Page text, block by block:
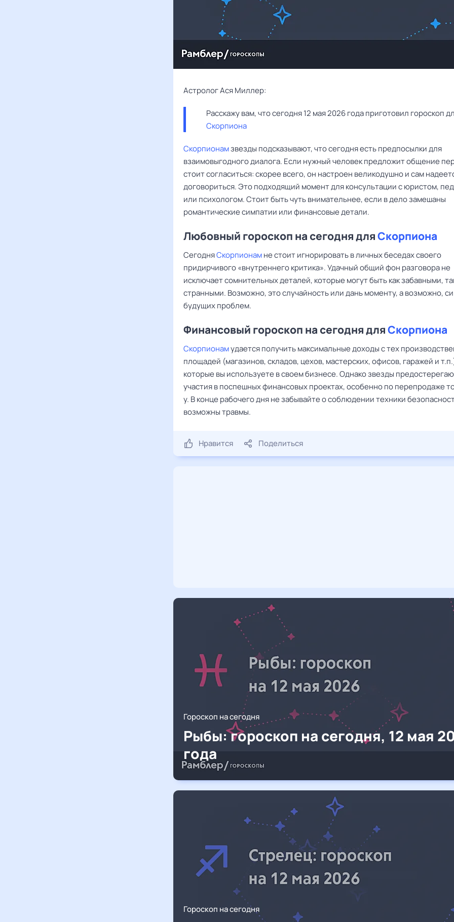
Астролог Ася Миллер:
Скорпиона
Скорпионамзвезды подсказывают, что сегодня есть предпосылки для
взаимовыгодного диалога. Если нужный человек предложит общение
стоит согласиться: скорее всего, он настроен великодушно и сам
договориться. Это подходящий момент для консультации с юристом,
или психологом. Стоит быть чуть внимательнее, если в дело замешаны
романтические симпатии или финансовые детали.
Любовный гороскоп на сегодня дляСкорпиона
СегодняСкорпионамне стоит игнорировать в личных беседах своего
придирчивого «внутреннего критика». Удачный общий фон разговора не
исключает сомнительных деталей, которые могут быть как забавными,
странными. Возможно, это случайность или дань моменту, а возможно,
будущих проблем.
Финансовый гороскоп на сегодня дляСкорпиона
Скорпионамудается получить максимальные доходы с тех
площадей (магазинов, складов, цехов, мастерских, офисов, гаражей и
которые вы используете в своем бизнесе. Однако звезды
участия в поспешных финансовых проектах, особенно по перепродаже
у. В конце рабочего дня не забывайте о соблюдении техники
возможны травмы.
Нравится Поделиться
Гороскоп на сегодня
Рыбы: гороскоп на сегодня, 12 мая
года
Гороскоп на сегодня